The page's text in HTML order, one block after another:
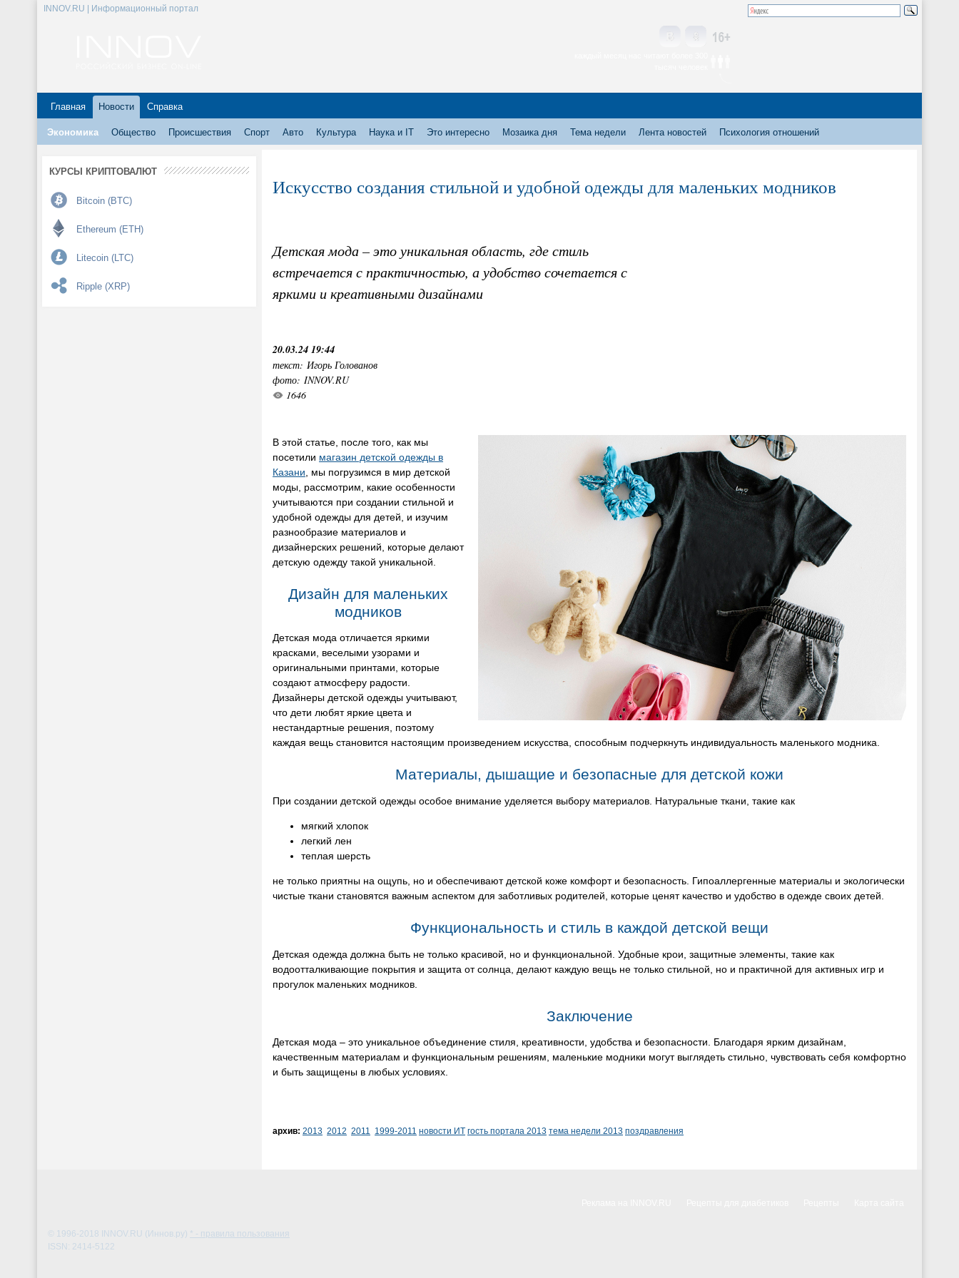
INNOV.RU | Информационный портал
Главная Новости Справка
Экономика Общество Происшествия Спорт Авто Культура Наука и IT Это интересно Мозаика дня Тема недели Лента новостей Психология отношений
КУРСЫ КРИПТОВАЛЮТ
Bitcoin (BTC)
Ethereum (ETH)
Litecoin (LTC)
Ripple (XRP)
Искусство создания стильной и удобной одежды для маленьких модников
Детская мода – это уникальная область, где стиль
встречается с практичностью, а удобство сочетается с
яркими и креативными дизайнами
20.03.24 19:44
текст: Игорь Голованов
фото: INNOV.RU
1646
В этой статье, после того, как мы
посетили магазин детской одежды в
Казани , мы погрузимся в мир детской
моды, рассмотрим, какие особенности
учитываются при создании стильной и
удобной одежды для детей, и изучим
разнообразие материалов и
дизайнерских решений, которые делают
детскую одежду такой уникальной.
Дизайн для маленьких
модников
Детская мода отличается яркими
красками, веселыми узорами и
оригинальными принтами, которые
создают атмосферу радости.
Дизайнеры детской одежды учитывают,
что дети любят яркие цвета и
нестандартные решения, поэтому
каждая вещь становится настоящим произведением искусства, способным подчеркнуть индивидуальность маленького модника.
Материалы, дышащие и безопасные для детской кожи
При создании детской одежды особое внимание уделяется выбору материалов. Натуральные ткани, такие как
мягкий хлопок
легкий лен
теплая шерсть
не только приятны на ощупь, но и обеспечивают детской коже комфорт и безопасность. Гипоаллергенные материалы и экологически
чистые ткани становятся важным аспектом для заботливых родителей, которые ценят качество и удобство в одежде своих детей.
Функциональность и стиль в каждой детской вещи
Детская одежда должна быть не только красивой, но и функциональной. Удобные крои, защитные элементы, такие как
водоотталкивающие покрытия и защита от солнца, делают каждую вещь не только стильной, но и практичной для активных игр и
прогулок маленьких модников.
Заключение
Детская мода – это уникальное объединение стиля, креативности, удобства и безопасности. Благодаря ярким дизайнам,
качественным материалам и функциональным решениям, маленькие модники могут выглядеть стильно, чувствовать себя комфортно
и быть защищены в любых условиях.
архив: 2013 2012 2011 1999-2011 новости ИТ гость портала 2013 тема недели 2013 поздравления
© 1996-2018 INNOV.RU (Иннов.ру) * - правила пользования
ISSN: 2414-5122